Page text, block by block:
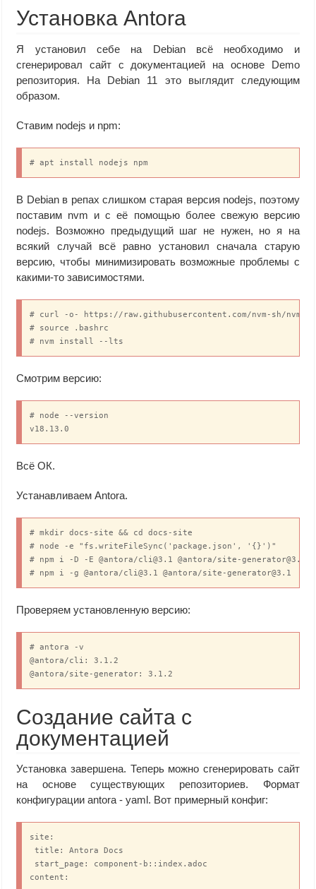
Установка Antora
Я установил себе на Debian всё необходимо и
сгенерировал сайт с документацией на основе Demo
репозитория. На Debian 11 это выглядит следующим
образом.
Ставим nodejs и npm:
# apt install nodejs npm
В Debian в репах слишком старая версия nodejs, поэтому
поставим nvm и с её помощью более свежую версию
nodejs. Возможно предыдущий шаг не нужен, но я на
всякий случай всё равно установил сначала старую
версию, чтобы минимизировать возможные проблемы с
какими-то зависимостями.
# curl -o- https://raw.githubusercontent.com/nvm-sh/
# source .bashrc
# nvm install --lts
Смотрим версию:
# node --version
v18.13.0
Всё ОК.
Устанавливаем Antora.
# mkdir docs-site && cd docs-site
# node -e "fs.writeFileSync('package.json', '{}')"
# npm i -D -E @antora/cli@3.1 @antora/site-generator@3.1
# npm i -g @antora/cli@3.1 @antora/site-generator@3.1
Проверяем установленную версию:
# antora -v
@antora/cli: 3.1.2
@antora/site-generator: 3.1.2
Создание сайта с
документацией
Установка завершена. Теперь можно сгенерировать сайт
на основе существующих репозиториев. Формат
конфигурации antora - yaml. Вот примерный конфиг:
site:
title: Antora Docs
start_page: component-b::index.adoc
content: